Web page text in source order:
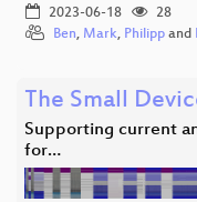
2023-06-18
28
Ben, Mark, Philipp and
The Small
Supporting current
for…